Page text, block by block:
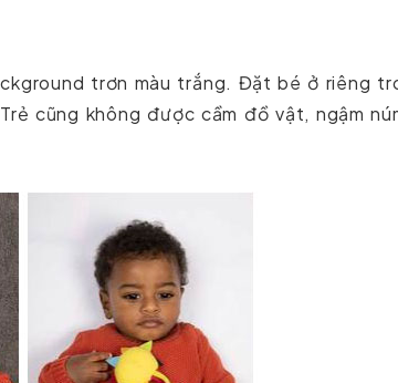
trơn màu trắng. Đặt bé ở riêng
cũng không được cầm đồ vật, ngậm